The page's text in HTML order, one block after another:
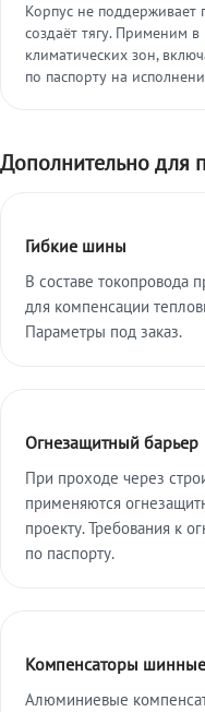
Корпус не поддерживает
создаёт тягу. Применим
климатических зон,
по паспорту на
Дополнительно для
Гибкие шины
В составе токопровода
для компенсации
Параметры под заказ.
Огнезащитный барьер
При проходе через
применяются
проекту. Требования к
по паспорту.
Компенсаторы шинные
Алюминиевые